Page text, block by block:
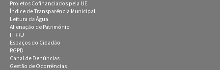
Projetos Cofinanciados pela UE
Índice de Transparência Municipal
Leitura da Água
Alienação de Património
IFRRU
Espaços do Cidadão
RGPD
Canal de Denúncias
Gestão de Ocorrências